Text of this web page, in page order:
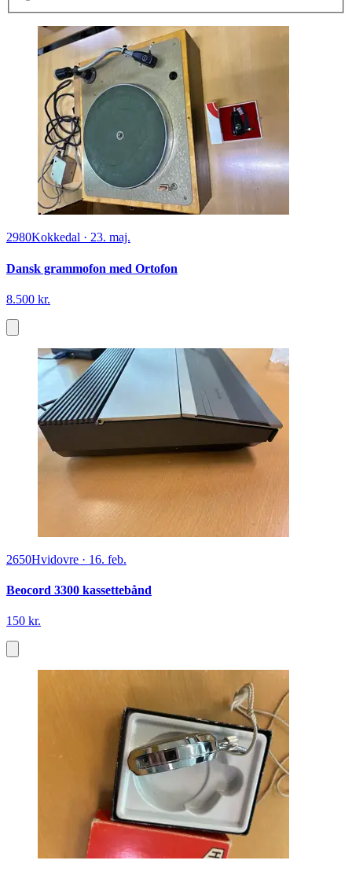
2980Kokkedal · 23. maj.
Dansk grammofon med Ortofon
8.500 kr.
2650Hvidovre · 16. feb.
Beocord 3300 kassettebånd
150 kr.